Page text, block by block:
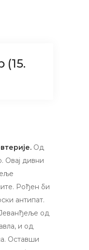
(15.
Од
Овај дивни
Рођен би
антипат.
од
и од
Оставши